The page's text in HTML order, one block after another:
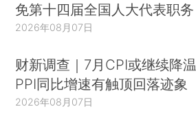
免第十四届全国人大代表职务
2026年08月07日
财新调查｜7月CPI或继续降温
PPI同比增速有触顶回落迹象
2026年08月07日